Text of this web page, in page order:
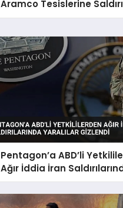
Aramco Tesislerine Saldırı
Düzenlediğini Açıkladı
Pentagon’a ABD’li
Ağır İddia İran
Yaralılar Gizlendi